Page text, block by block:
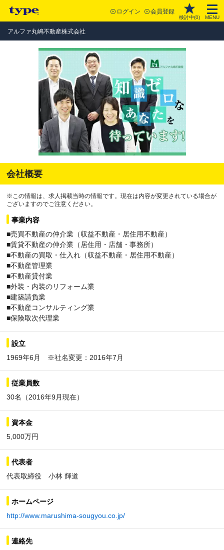
ログイン 会員登録
検討中(0) MENU
アルファ丸嶋不動産株式会社
会社概要
※この情報は、求人掲載当時の情報です。現在は内容が変更されている場合が
ございますのでご注意ください。
事業内容
■売買不動産の仲介業（収益不動産・居住用不動産）
■賃貸不動産の仲介業（居住用・店舗・事務所）
■不動産の買取・仕入れ（収益不動産・居住用不動産）
■不動産管理業
■不動産貸付業
■外装・内装のリフォーム業
■建築請負業
■不動産コンサルティング業
■保険取次代理業
設立
1969年6月 ※社名変更：2016年7月
従業員数
30名（2016年9月現在）
資本金
5,000万円
代表者
代表取締役 小林 輝道
ホームページ
http://www.marushima-sougyou.co.jp/
連絡先